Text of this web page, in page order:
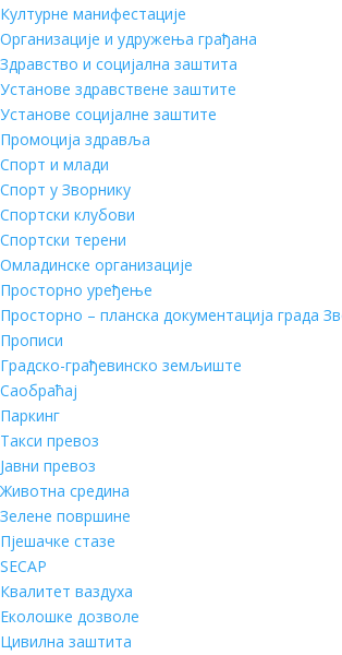
Културне манифестације
Организације и удружења грађана
Здравство и социјална заштита
Установе здравствене заштите
Установе социјалне заштите
Промоција здравља
Спорт и млади
Спорт у Зворнику
Спортски клубови
Спортски терени
Омладинске организације
Просторно уређење
Просторно – планска документација града
Прописи
Градско-грађевинско земљиште
Саобраћај
Паркинг
Такси превоз
Јавни превоз
Животна средина
Зелене површине
Пјешачке стазе
SECAP
Квалитет ваздуха
Еколошке дозволе
Цивилна заштита